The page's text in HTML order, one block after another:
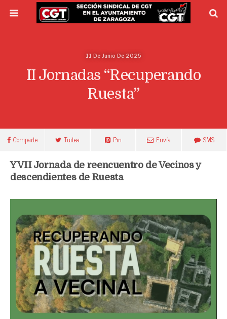
11 De Junio De 2025
II Jornadas “Recuperando
Ruesta”
Comparte Tuitea Pin Envía SMS
Y VII Jornada de reencuentro de Vecinos y
descendientes de Ruesta